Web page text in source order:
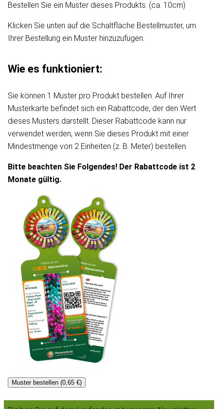
Bestellen Sie ein Muster dieses Produkts. (ca. 10cm)
Klicken Sie unten auf die Schaltfläche Bestellmuster, um
Ihrer Bestellung ein Muster hinzuzufügen.
Wie es funktioniert:
Sie können 1 Muster pro Produkt bestellen. Auf Ihrer
Musterkarte befindet sich ein Rabattcode, der den Wert
dieses Musters darstellt. Dieser Rabattcode kann nur
verwendet werden, wenn Sie dieses Produkt mit einer
Mindestmenge von 2 Einheiten (z. B. Meter) bestellen.
Bitte beachten Sie Folgendes! Der Rabattcode ist 2
Monate gültig.
Muster bestellen (0,65 €)